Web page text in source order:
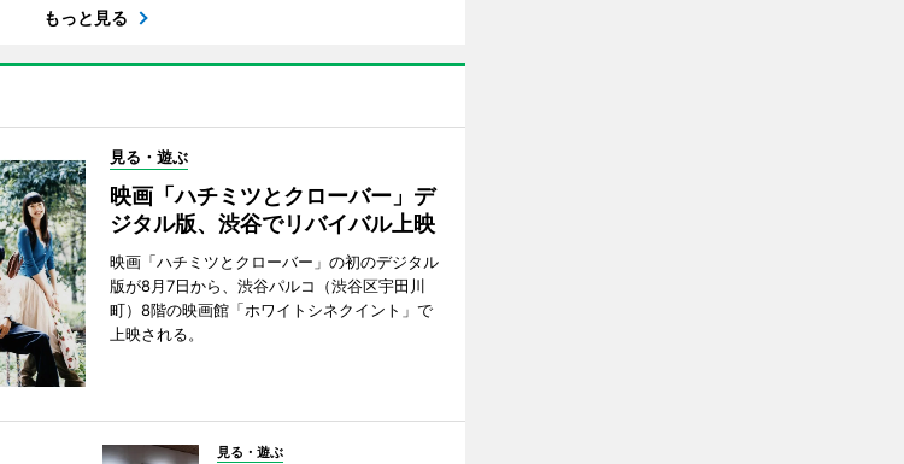
もっと見る
見る・遊ぶ
映画「ハチミツとクローバー」デ
ジタル版、渋谷でリバイバル上映
映画「ハチミツとクローバー」の初のデジタル
版が8月7日から、渋谷パルコ（渋谷区宇田川
町）8階の映画館「ホワイトシネクイント」で
上映される。
見る・遊ぶ